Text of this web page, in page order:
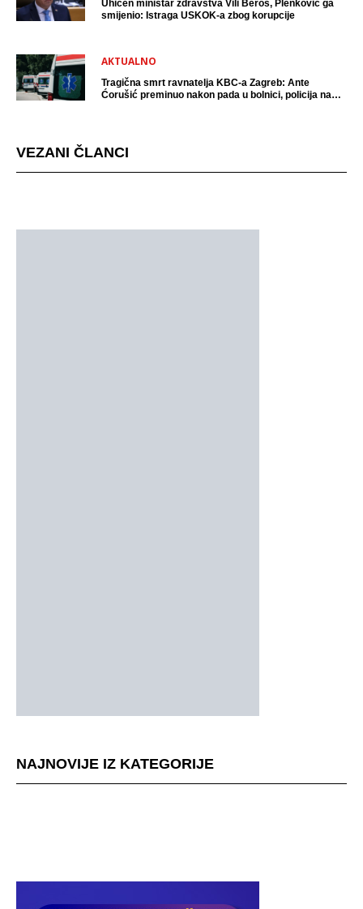
Uhićen ministar zdravstva Vili Beroš, Plenković ga
smijenio: Istraga USKOK-a zbog korupcije
AKTUALNO
Tragična smrt ravnatelja KBC-a Zagreb: Ante
Ćorušić preminuo nakon pada u bolnici, policija na
VEZANI ČLANCI
NAJNOVIJE IZ KATEGORIJE